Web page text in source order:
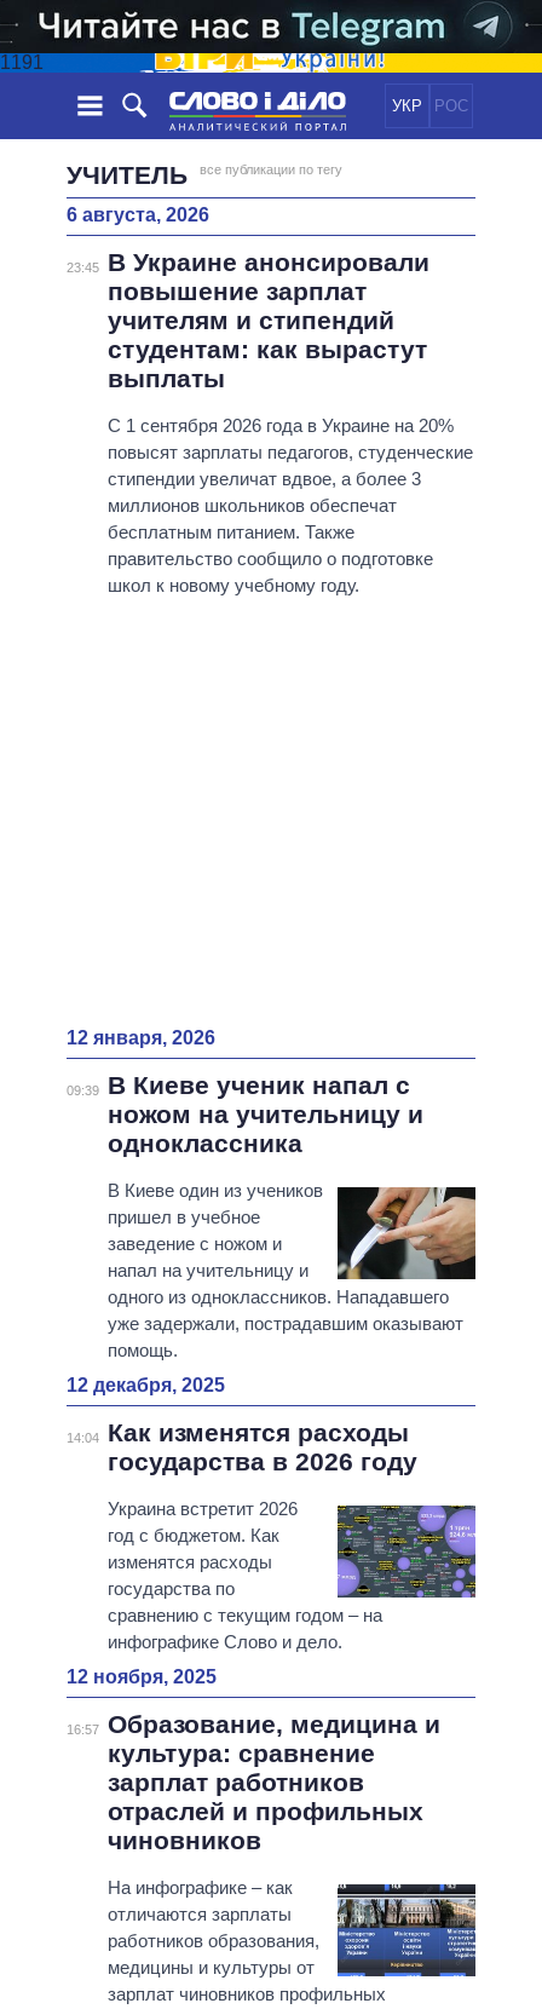
1191
УКР РОС
НОВОСТИ
ЛЕНТА
СОБЫТИЯ
СТАТЬИ
МНЕНИЯ
ОБЗОРЫ
ЭКОНОМИКА
ОБЩЕСТВО
МИР
ПОЛИТИКИ
ВСЕ ПОЛИТИКИ
ПРЕЗИДЕНТ И ОФИС
КАБИНЕТ МИНИСТРОВ
ГЛАВЫ ОБЛАДМИНИСТРАЦИЙ
МЭРЫ
ВСЕ ПЕРСОНЫ
ИНФОГРАФИКА
ПОДДЕРЖАТЬ
СРАВНЕНИЕ ПОЛИТИКОВ
УЧИТЕЛЬ все публикации по тегу
6 августа, 2026
23:45
В Украине анонсировали
повышение зарплат
учителям и стипендий
студентам: как вырастут
выплаты
С 1 сентября 2026 года в Украине на 20%
повысят зарплаты педагогов, студенческие
стипендии увеличат вдвое, а более 3
миллионов школьников обеспечат
бесплатным питанием. Также
правительство сообщило о подготовке
школ к новому учебному году.
12 января, 2026
09:39
В Киеве ученик напал с
ножом на учительницу и
одноклассника
В Киеве один из учеников
пришел в учебное
заведение с ножом и
напал на учительницу и
одного из одноклассников. Нападавшего
уже задержали, пострадавшим оказывают
помощь.
12 декабря, 2025
14:04
Как изменятся расходы
государства в 2026 году
Украина встретит 2026
год с бюджетом. Как
изменятся расходы
государства по
сравнению с текущим годом – на
инфографике Слово и дело.
12 ноября, 2025
16:57 Образование, медицина и
культура: сравнение
зарплат работников
отраслей и профильных
чиновников
На инфографике – как
отличаются зарплаты
работников образования,
медицины и культуры от
зарплат чиновников профильных